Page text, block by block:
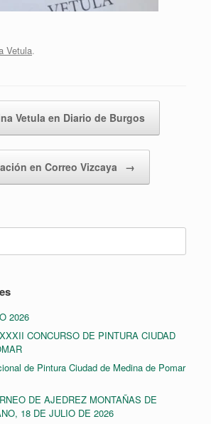
Vetula.
Vetula en Diario de Burgos
en Correo Vizcaya →
2026
CONCURSO DE PINTURA CIUDAD
de Pintura Ciudad de Medina de Pomar
DE AJEDREZ MONTAÑAS DE
18 DE JULIO DE 2026